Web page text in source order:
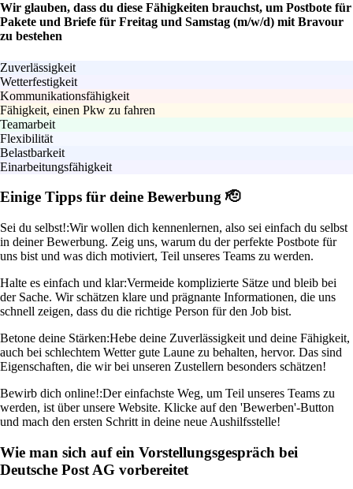
Wir glauben, dass du diese Fähigkeiten brauchst, um Postbote für
Pakete und Briefe für Freitag und Samstag (m/w/d) mit Bravour
zu bestehen
Zuverlässigkeit
Wetterfestigkeit
Kommunikationsfähigkeit
Fähigkeit, einen Pkw zu fahren
Teamarbeit
Flexibilität
Belastbarkeit
Einarbeitungsfähigkeit
Einige Tipps für deine Bewerbung 🫡
Sei du selbst!:Wir wollen dich kennenlernen, also sei einfach du selbst
in deiner Bewerbung. Zeig uns, warum du der perfekte Postbote für
uns bist und was dich motiviert, Teil unseres Teams zu werden.
Halte es einfach und klar:Vermeide komplizierte Sätze und bleib bei
der Sache. Wir schätzen klare und prägnante Informationen, die uns
schnell zeigen, dass du die richtige Person für den Job bist.
Betone deine Stärken:Hebe deine Zuverlässigkeit und deine Fähigkeit,
auch bei schlechtem Wetter gute Laune zu behalten, hervor. Das sind
Eigenschaften, die wir bei unseren Zustellern besonders schätzen!
Bewirb dich online!:Der einfachste Weg, um Teil unseres Teams zu
werden, ist über unsere Website. Klicke auf den 'Bewerben'-Button
und mach den ersten Schritt in deine neue Aushilfsstelle!
Wie man sich auf ein Vorstellungsgespräch bei
Deutsche Post AG vorbereitet